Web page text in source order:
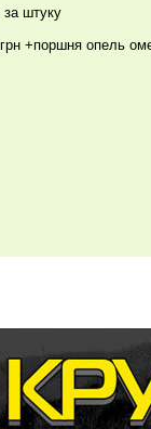
за штуку
+поршня опель